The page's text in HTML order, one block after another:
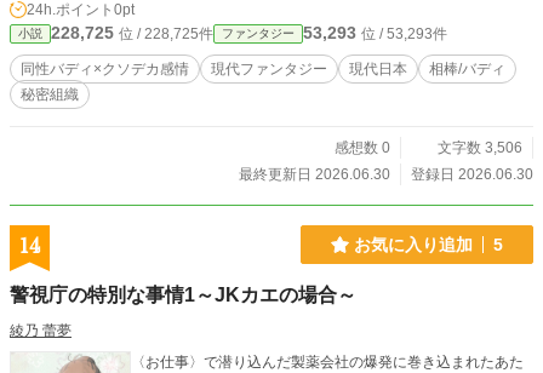
作設定であり、実際の制度・業務・組織とは異なります。 ま
た、本作に登場する「特殊植物」およびそれに関する設定・
現象はすべて創作です。実在する植物や自然環境とは関係あ
りません。 作品の無断転載・無断複製・AI学習への利用はご
24h.ポイント 0pt
小説 228,725 位 / 228,725件 ファンタジー 53,293 位 / 53,293件
同性バディ×クソデカ感情 現代ファンタジー 現代日本
相棒/バディ
秘密組織
感想数 0
文字数 3,506
最終更新日 2026.06.30
登録日 2026.06.30
14 お気に入り追加 5
警視庁の特別な事情1～JKカエの場合～
綾乃 蕾夢
〈お仕事〉で潜り込んだ製薬会社の爆発に巻き込まれたあた